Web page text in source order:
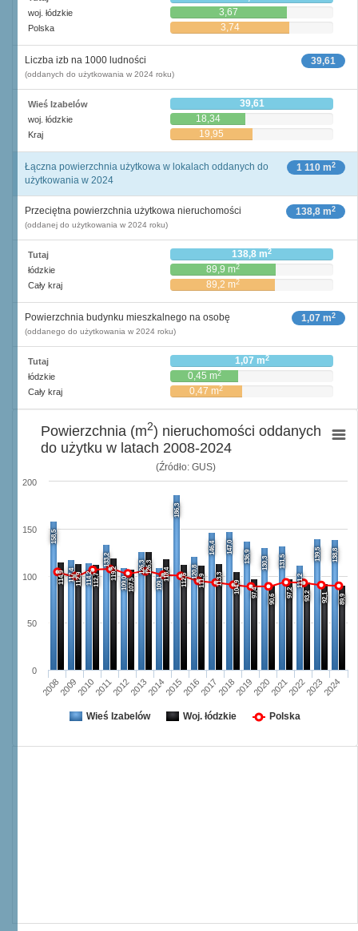
woj. łódzkie 3,67
Polska 3,74
39,61
Liczba izb na 1000 ludności
(oddanych do użytkowania w 2024 roku)
Wieś Izabelów 39,61
woj. łódzkie 18,34
Kraj 19,95
1 110 m2
Łączna powierzchnia użytkowa w lokalach oddanych do
użytkowania w 2024
138,8 m2
Przeciętna powierzchnia użytkowa nieruchomości
(oddanej do użytkowania w 2024 roku)
Tutaj 138,8 m2
łódzkie 89,9 m2
Cały kraj 89,2 m2
1,07 m2
Powierzchnia budynku mieszkalnego na osobę
(oddanego do użytkowania w 2024 roku)
Tutaj 1,07 m2
łódzkie 0,45 m2
Cały kraj 0,47 m2
(Źródło: GUS)
158,5
117,4 114,2
133,2
109,0
126,3
109,1
186,3
120,8
146,4 147,0
136,9 130,3
131,5
111,2
139,5
138,8
114,9
112,9 112,7 119,2
107,5
126,3 118,4 112,6 111,9 113,3
104,9 97,4
90,6
97,2 93,2 92,1 89,9
20082009201020112012201320142015201620172018201920202021202220232024
0
50
100
150
200
Powierzchnia (m2) nieruchomości oddanych
do użytku w latach 2008-2024
Wieś Izabelów Woj. łódzkie Polska